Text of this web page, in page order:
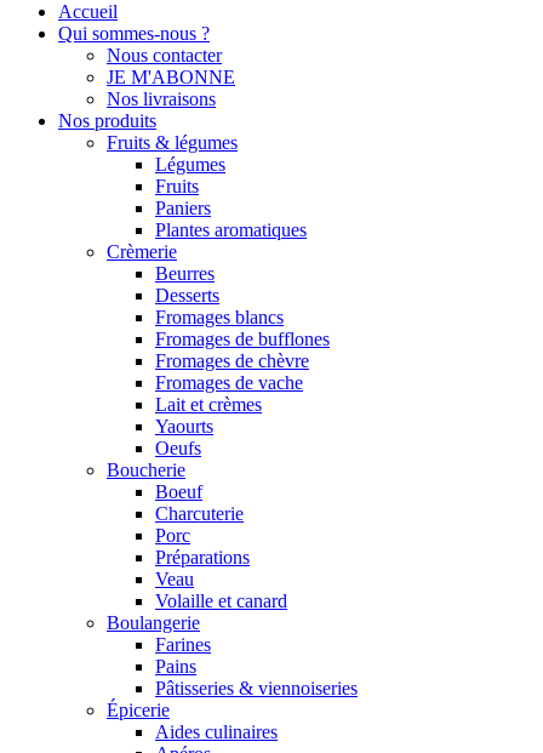
Accueil
Qui sommes-nous ?
Nous contacter
JE M'ABONNE
Nos livraisons
Nos produits
Fruits & légumes
Légumes
Fruits
Paniers
Plantes aromatiques
Crèmerie
Beurres
Desserts
Fromages blancs
Fromages de bufflones
Fromages de chèvre
Fromages de vache
Lait et crèmes
Yaourts
Oeufs
Boucherie
Boeuf
Charcuterie
Porc
Préparations
Veau
Volaille et canard
Boulangerie
Farines
Pains
Pâtisseries & viennoiseries
Épicerie
Aides culinaires